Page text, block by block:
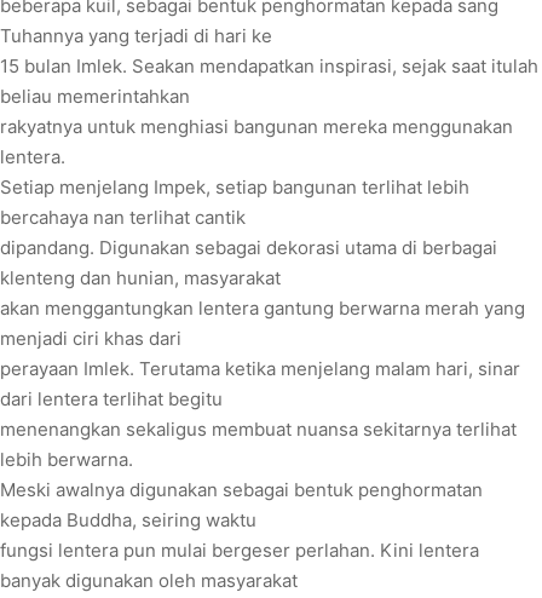
beberapa kuil, sebagai bentuk penghormatan kepada sang
Tuhannya yang terjadi di hari ke
15 bulan Imlek. Seakan mendapatkan inspirasi, sejak saat itulah
beliau memerintahkan
rakyatnya untuk menghiasi bangunan mereka menggunakan
lentera.
Setiap menjelang Impek, setiap bangunan terlihat lebih
bercahaya nan terlihat cantik
dipandang. Digunakan sebagai dekorasi utama di berbagai
klenteng dan hunian, masyarakat
akan menggantungkan lentera gantung berwarna merah yang
menjadi ciri khas dari
perayaan Imlek. Terutama ketika menjelang malam hari, sinar
dari lentera terlihat begitu
menenangkan sekaligus membuat nuansa sekitarnya terlihat
lebih berwarna.
Meski awalnya digunakan sebagai bentuk penghormatan
kepada Buddha, seiring waktu
fungsi lentera pun mulai bergeser perlahan. Kini lentera
banyak digunakan oleh masyarakat